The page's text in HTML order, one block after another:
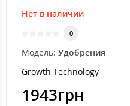
Нет в наличии
0
Модель: Удобрения
Growth Technology
1943грн